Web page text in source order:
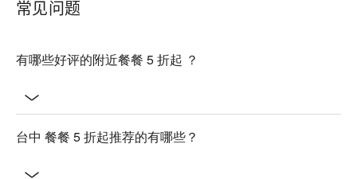
常见问题
有哪些好评的附近餐餐 5 折起 ？
台中 餐餐 5 折起推荐的有哪些？